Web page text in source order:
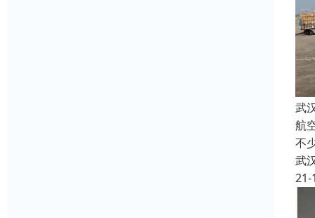
武
航
不
武
21-